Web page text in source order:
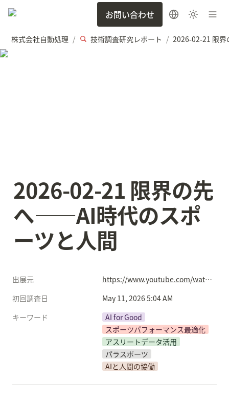
お問い合わせ
株式会社自動処理 / 技術調査研究レポート /
2026-02-21 限界の先
へ——AI時代のスポ
ーツと人間
出展元
https://www.youtube.com/watch?v=0Eubm4zX1dY
初回調査日
May 11, 2026 5:04 AM
キーワード
AI for Good
スポーツパフォーマンス最適化
アスリートデータ活用
パラスポーツ
AIと人間の協働